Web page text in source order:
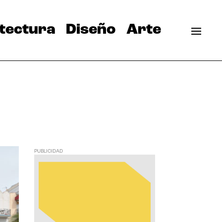
Diseño Arte
PUBLICIDAD